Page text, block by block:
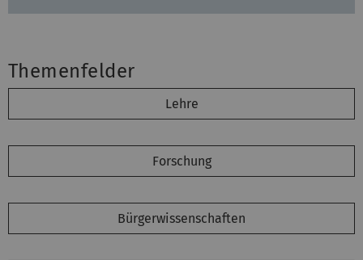
Themenfelder
Lehre
Forschung
Bürgerwissenschaften